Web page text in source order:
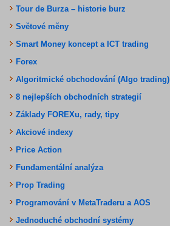
Tour de Burza – historie burz
Světové měny
Smart Money koncept a ICT trading
Forex
Algoritmické obchodování (Algo trading)
8 nejlepších obchodních strategií
Základy FOREXu, rady, tipy
Akciové indexy
Price Action
Fundamentální analýza
Prop Trading
Programování v MetaTraderu a AOS
Jednoduché obchodní systémy